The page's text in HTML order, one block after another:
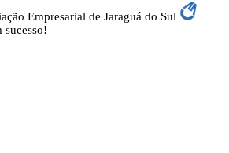
Empresarial de Jaraguá do Sul
sucesso!